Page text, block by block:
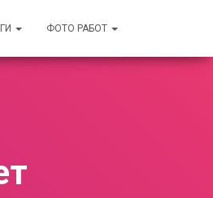
ФОТО РАБОТ